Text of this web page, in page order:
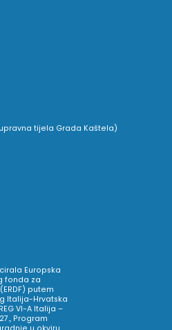
tijela Grada Kaštela)
Europska
fonda za
putem
Italija-Hrvatska
VI-A Italija –
Program